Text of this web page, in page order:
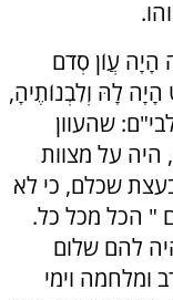
הָיָה עֲוֹן סְדֹם
לָהּ וְלִבְנוֹתֶיהָ,
שהעוון
היה על מצוות
שכלם, כי לא
" הכל מכל כל.
להם שלום
ומלחמה וימי